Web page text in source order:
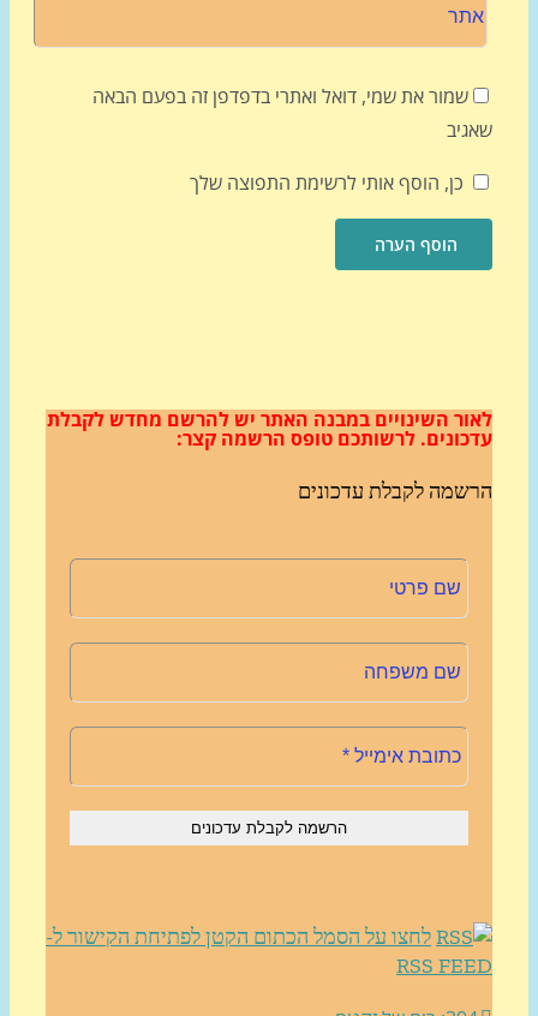
שמור את שמי, דואל ואתרי בדפדפן זה בפעם הבאה
כן, הוסף אותי לרשימת התפוצה שלך
השינויים במבנה האתריש להרשם מחדש לקבלת
לרשותכם טופס הרשמה קצר:
לקבלת עדכונים
לחצו על הסמל הכתום הקטן לפתיחת הקישור ל-
RSS